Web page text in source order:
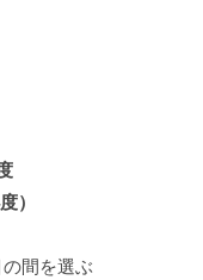
）
間を選ぶ